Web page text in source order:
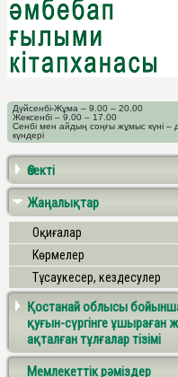
Дүйсенбі-Жұма – 9.00 – 20.00
Жексенбі – 9.00 – 17.00
Сенбі мен айдың соңғы жұмыс күні –
күндері
Өзекті
Жаңалықтар
Оқиғалар
Көрмелер
Тұсаукесер, кездесулер
Қостанай облысы
қуғын-сүргінге ұшыраған
ақталған тұлғалар тізімі
Мемлекеттік рәміздер